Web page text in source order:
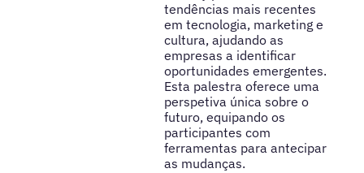
tendências mais recentes
em tecnologia, marketing e
cultura, ajudando as
empresas a identificar
oportunidades emergentes.
Esta palestra oferece uma
perspetiva única sobre o
futuro, equipando os
participantes com
ferramentas para antecipar
as mudanças.